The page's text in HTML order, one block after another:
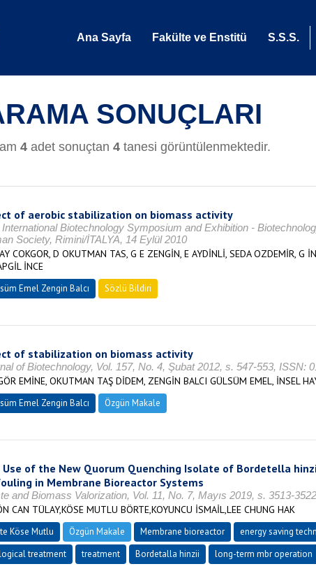
Ana Sayfa Fakülte ve Enstitü S.S.S.
SONUÇLARI
4 adet sonuçtan 4 tanesi görüntülenmektedir.
of aerobic stabilization on biomass activity
International Biotechnology Symposium and Exhibition -
Society, Rimini/İTALYA, 14 Eylül 2010
COKGOR, D OKUTMAN TAS, G E ZENGİN, E AYDİNLİ, SEDA OZDEMİR, G
İNCE
Emel Zengin Balcı Sözlü Bildiri
of stabilization on biomass activity
of Biotechnology, Vol. 157, No. 4, Şubat 2012, s. 547-553, ISSN:
EMİNE, OKUTMAN TAŞ DİDEM, ZENGİN BALCI GÜLSÜM EMEL, İNSEL
Emel Zengin Balcı Özgün Makale
Use of the New Quorum Quenching Isolate of Bordetella
in Membrane Bioreactor Systems
and Biomass Valorization, Vol. 11, No. 7, Mayıs 2019, s. 3513-
CAN TÜLAY,KÖSE MUTLU BÖRTE,KOYUNCU İSMAİL,LEE CHUNG HAK
Köse Mutlu Özgün Makale Membrane bioreactor
energy saving
treatment
treatment Bordetalla hinzii long-term mbr operation